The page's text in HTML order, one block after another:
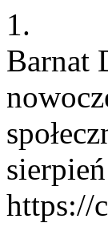
1.
Barnat
https://